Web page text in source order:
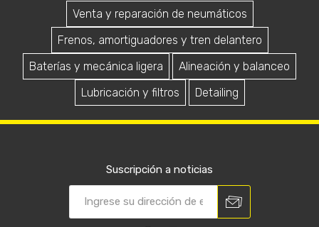
Venta y reparación de neumáticos
Frenos, amortiguadores y tren delantero
Baterías y mecánica ligera
Alineación y balanceo
Lubricación y filtros
Detailing
Suscripción a noticias